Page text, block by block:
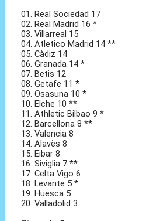
01. Real Sociedad 17
02. Real Madrid 16 *
03. Villarreal 15
04. Atletico Madrid 14 **
05. Càdiz 14
06. Granada 14 *
07. Betis 12
08. Getafe 11 *
09. Osasuna 10 *
10. Elche 10 **
11. Athletic Bilbao 9 *
12. Barcellona 8 **
13. Valencia 8
14. Alavès 8
15. Eibar 8
16. Siviglia 7 **
17. Celta Vigo 6
18. Levante 5 *
19. Huesca 5
20. Valladolid 3